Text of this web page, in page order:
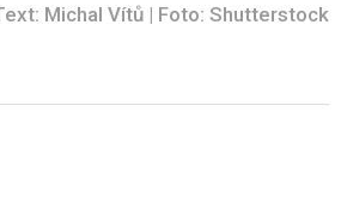
Michal Vítů | Foto: Shutterstock